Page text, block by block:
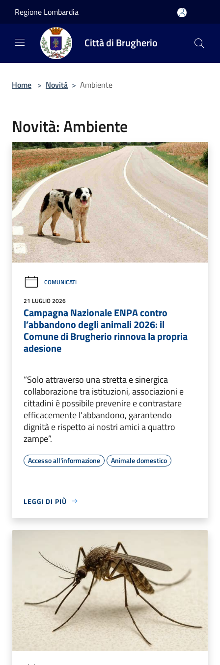
Regione Lombardia
Città di Brugherio
Home > Novità > Ambiente
Novità: Ambiente
COMUNICATI
21 LUGLIO 2026
Campagna Nazionale ENPA contro
l’abbandono degli animali 2026: il
Comune di Brugherio rinnova la propria
adesione
“Solo attraverso una stretta e sinergica
collaborazione tra istituzioni, associazioni e
cittadini è possibile prevenire e contrastare
efficacemente l’abbandono, garantendo
dignità e rispetto ai nostri amici a quattro
zampe”.
Accesso all'informazione Animale domestico
LEGGI DI PIÙ